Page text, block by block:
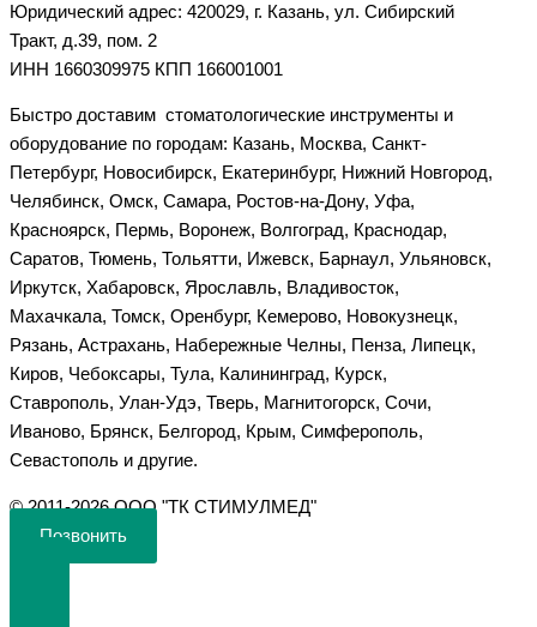
Юридический адрес: 420029, г. Казань, ул. Сибирский
Тракт, д.39, пом. 2
ИНН 1660309975 КПП 166001001
Быстро доставим стоматологические инструменты и
оборудование по городам: Казань, Москва, Санкт-
Петербург, Новосибирск, Екатеринбург, Нижний Новгород,
Челябинск, Омск, Самара, Ростов-на-Дону, Уфа,
Красноярск, Пермь, Воронеж, Волгоград, Краснодар,
Саратов, Тюмень, Тольятти, Ижевск, Барнаул, Ульяновск,
Иркутск, Хабаровск, Ярославль, Владивосток,
Махачкала, Томск, Оренбург, Кемерово, Новокузнецк,
Рязань, Астрахань, Набережные Челны, Пенза, Липецк,
Киров, Чебоксары, Тула, Калининград, Курск,
Ставрополь, Улан-Удэ, Тверь, Магнитогорск, Сочи,
Иваново, Брянск, Белгород, Крым, Симферополь,
Севастополь и другие.
©️ 2011-2026 ООО "ТК СТИМУЛМЕД"
Позвонить